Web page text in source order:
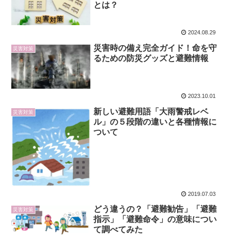
とは？
2024.08.29
災害対策
災害時の備え完全ガイド！命を守
るための防災グッズと避難情報
2023.10.01
災害対策
新しい避難用語「大雨警戒レベ
ル」の５段階の違いと各種情報に
ついて
2019.07.03
災害対策
どう違うの？「避難勧告」「避難
指示」「避難命令」の意味につい
て調べてみた